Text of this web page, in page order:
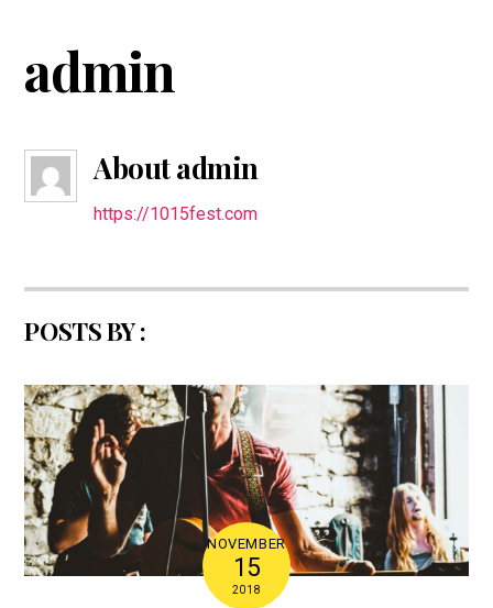
contentadmin
Aboutadmin
https://1015fest.com
POSTS BY :
NOVEMBER
15
2018